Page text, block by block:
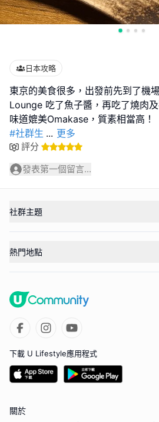
日本攻略
東京的美食很多，出發前先到了機
Lounge 吃了魚子醬，再吃了燒肉
#社群生 ... 更多
評分
發表第一個留言...
社群主題
熱門地點
下載 U Lifestyle應用程式
關於